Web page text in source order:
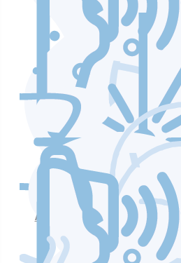
Аппараты по уходу и
Аппараты для массажа и